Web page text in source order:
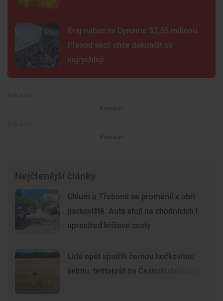
Kraj nabízí za Dynamo 32,55 milionu.
Převod akcií chce dokončit co
nejrychleji
Premium
Premium
Nejčtenější články
Chlum u Třeboně se proměnil v obří
parkoviště. Auta stojí na chodnících i
uprostřed křížové cesty
Lidé opět spatřili černou kočkovitou
šelmu, tentokrát na Českobudějovicku